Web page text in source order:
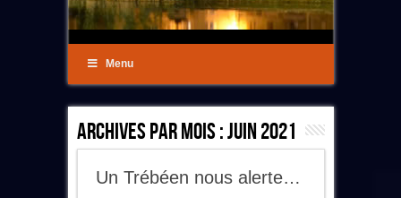
Menu
Archives Par Mois :Juin 2021
Un Trébéen nous alerte…